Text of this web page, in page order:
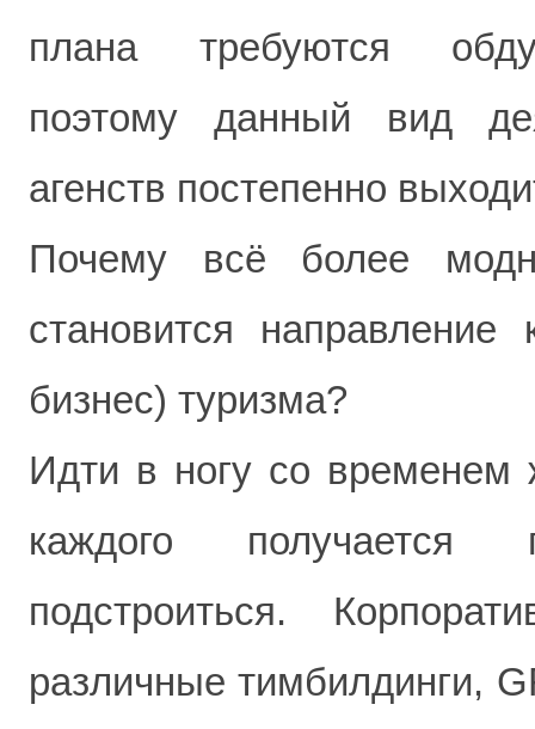
плана требуются
поэтому данный вид
агенств постепенно
Почему всё более
становится направление
бизнес) туризма?
Идти в ногу со
каждого
подстроиться.
различные тимбилдинги,